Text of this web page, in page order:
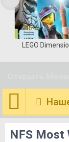
LEGO
NFS Most